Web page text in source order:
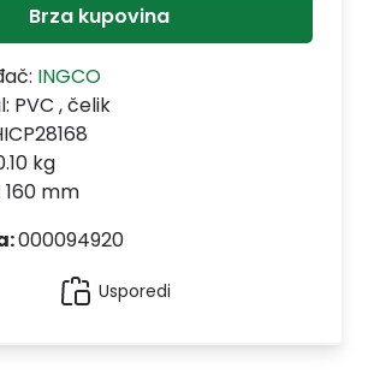
Brza kupovina
INGCO
PVC , čelik
kg
mm
000094920
Usporedi